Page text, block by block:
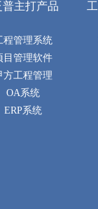
普主打产品
程管理系统
目管理软件
方工程管理
OA系统
ERP系统